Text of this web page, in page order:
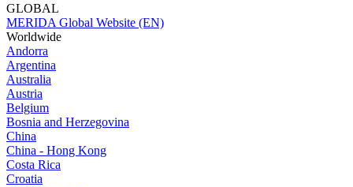
GLOBAL
MERIDA Global Website (EN)
Worldwide
Andorra
Argentina
Australia
Austria
Belgium
Bosnia and Herzegovina
China
China - Hong Kong
Costa Rica
Croatia